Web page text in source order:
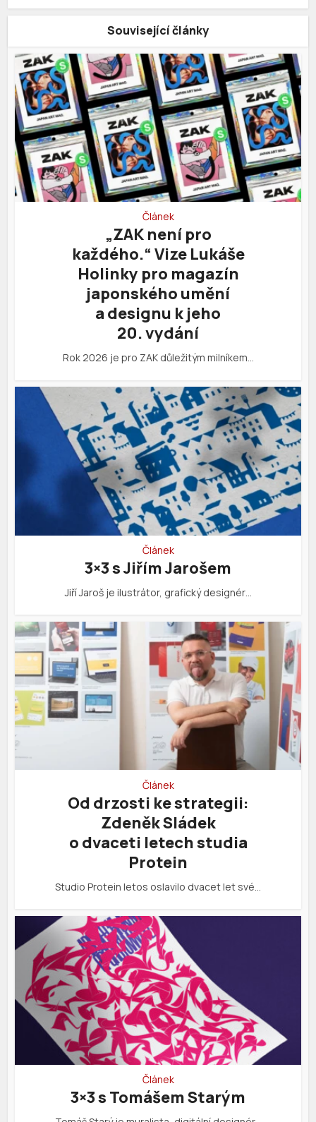
Související články
Článek
„ZAK není pro
každého.“ Vize Lukáše
Holinky pro magazín
japonského umění
a designu k jeho
20. vydání
Rok 2026 je pro ZAK důležitým milníkem…
Článek
3×3 s Jiřím Jarošem
Jiří Jaroš je ilustrátor, grafický designér…
Článek
Od drzosti ke strategii:
Zdeněk Sládek
o dvaceti letech studia
Protein
Studio Protein letos oslavilo dvacet let své…
Článek
3×3 s Tomášem Starým